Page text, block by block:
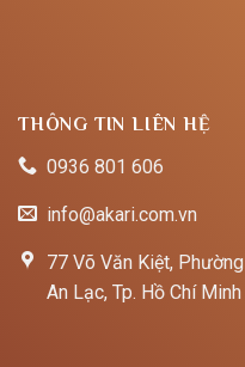
THÔNG TIN LIÊN HỆ
0936 801 606
info@akari.com.vn
77 Võ Văn Kiệt, Phường
An Lạc, Tp. Hồ Chí Minh